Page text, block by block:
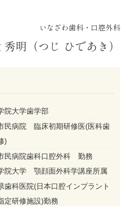
いなざわ歯科・口腔外科
秀明（つじ ひであき）
院大学歯学部
民病院 臨床初期研修医(医科歯
)
民病院歯科口腔外科 勤務
院大学 顎顔面外科学講座所属
歯科医院(日本口腔インプラント
定研修施設)勤務